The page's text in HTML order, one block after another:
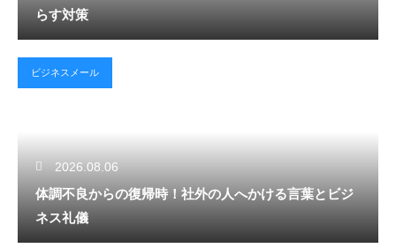
らす対策
ビジネスメール
2026.08.06
体調不良からの復帰時！社外の人へかける言葉とビジ
ネス礼儀